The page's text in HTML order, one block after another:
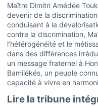
Maître Dimitri Amédée
devenir de la discrimination
conduisant à la
contre la discrimination,
l’hétérogénéité et le
dans des différences
un message fraternel à
Bamilékés, un peuple
capacité à vivre en
Lire la tribune